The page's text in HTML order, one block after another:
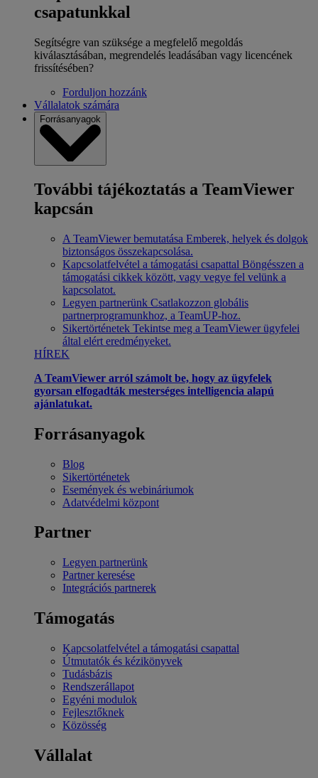
csapatunkkal
Segítségre van szüksége a megfelelő megoldás
kiválasztásában, megrendelés leadásában vagy licencének
frissítésében?
Forduljon hozzánk
Vállalatok számára
Forrásanyagok
További tájékoztatás a TeamViewer
kapcsán
A TeamViewer bemutatása Emberek, helyek és dolgok
biztonságos összekapcsolása.
Kapcsolatfelvétel a támogatási csapattal Böngésszen a
támogatási cikkek között, vagy vegye fel velünk a
kapcsolatot.
Legyen partnerünk Csatlakozzon globális
partnerprogramunkhoz, a TeamUP-hoz.
Sikertörténetek Tekintse meg a TeamViewer ügyfelei
által elért eredményeket.
HÍREK
A TeamViewer arról számolt be, hogy az ügyfelek
gyorsan elfogadták mesterséges intelligencia alapú
ajánlatukat.
Forrásanyagok
Blog
Sikertörténetek
Események és webináriumok
Adatvédelmi központ
Partner
Legyen partnerünk
Partner keresése
Integrációs partnerek
Támogatás
Kapcsolatfelvétel a támogatási csapattal
Útmutatók és kézikönyvek
Tudásbázis
Rendszerállapot
Egyéni modulok
Fejlesztőknek
Közösség
Vállalat